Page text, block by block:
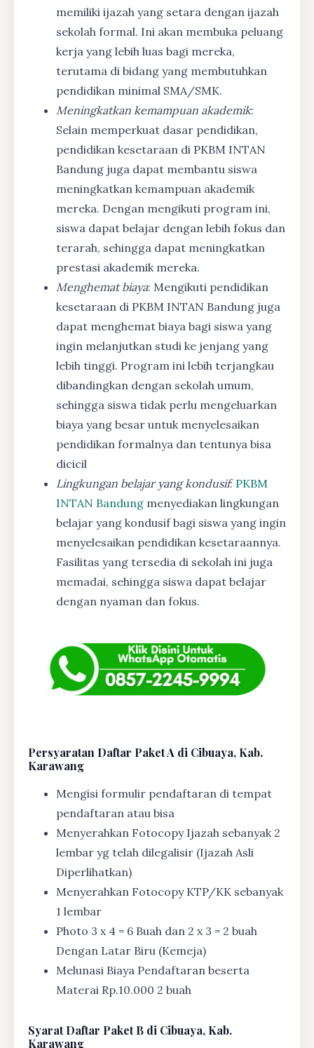
memiliki ijazah yang setara dengan ijazah
sekolah formal. Ini akan membuka peluang
kerja yang lebih luas bagi mereka,
terutama di bidang yang membutuhkan
pendidikan minimal SMA/SMK.
Meningkatkan kemampuan akademik:
Selain memperkuat dasar pendidikan,
pendidikan kesetaraan di PKBM INTAN
Bandung juga dapat membantu siswa
meningkatkan kemampuan akademik
mereka. Dengan mengikuti program ini,
siswa dapat belajar dengan lebih fokus dan
terarah, sehingga dapat meningkatkan
prestasi akademik mereka.
Menghemat biaya: Mengikuti pendidikan
kesetaraan di PKBM INTAN Bandung juga
dapat menghemat biaya bagi siswa yang
ingin melanjutkan studi ke jenjang yang
lebih tinggi. Program ini lebih terjangkau
dibandingkan dengan sekolah umum,
sehingga siswa tidak perlu mengeluarkan
biaya yang besar untuk menyelesaikan
pendidikan formalnya dan tentunya bisa
dicicil
Lingkungan belajar yang kondusif: PKBM
INTAN Bandung menyediakan lingkungan
belajar yang kondusif bagi siswa yang ingin
menyelesaikan pendidikan kesetaraannya.
Fasilitas yang tersedia di sekolah ini juga
memadai, sehingga siswa dapat belajar
dengan nyaman dan fokus.
Persyaratan Daftar Paket A di Cibuaya, Kab.
Karawang
Mengisi formulir pendaftaran di tempat
pendaftaran atau bisa
Menyerahkan Fotocopy Ijazah sebanyak 2
lembar yg telah dilegalisir (Ijazah Asli
Diperlihatkan)
Menyerahkan Fotocopy KTP/KK sebanyak
1 lembar
Photo 3 x 4 = 6 Buah dan 2 x 3 = 2 buah
Dengan Latar Biru (Kemeja)
Melunasi Biaya Pendaftaran beserta
Materai Rp.10.000 2 buah
SyaratDaftar Paket B di Cibuaya, Kab.
Karawang